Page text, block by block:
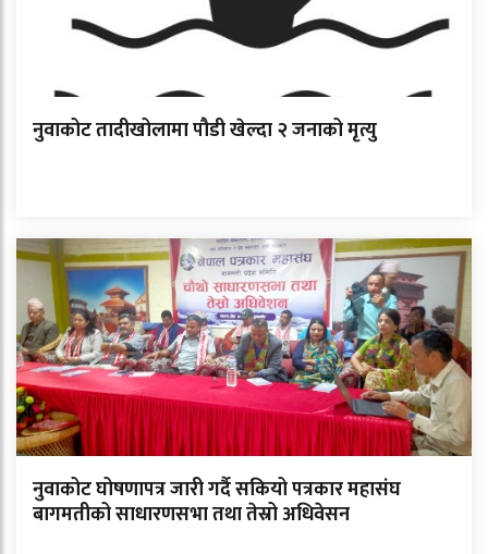
नुवाकोट तादीखोलामा पौडी खेल्दा २ जनाको मृत्यु
नुवाकोट घोषणापत्र जारी गर्दै सकियो पत्रकार महासंघ
बागमतीको साधारणसभा तथा तेस्रो अधिवेसन